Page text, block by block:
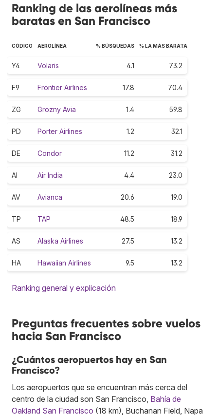
Ranking de las aerolíneas más
baratas en San Francisco
CÓDIGO AEROLÍNEA % BÚSQUEDAS % LA MÁS BARATA
Y4 Volaris 4.1 73.2
F9 Frontier Airlines 17.8 70.4
ZG Grozny Avia 1.4 59.8
PD Porter Airlines 1.2 32.1
DE Condor 11.2 31.2
AI Air India 4.4 23.0
AV Avianca 20.6 19.0
TP TAP 48.5 18.9
AS Alaska Airlines 27.5 13.2
HA Hawaiian Airlines 9.5 13.2
Ranking general y explicación
Preguntas frecuentes sobre vuelos
hacia San Francisco
¿Cuántos aeropuertos hay en San
Francisco?
Los aeropuertos que se encuentran más cerca del
centro de la ciudad son San Francisco, Bahía de
Oakland San Francisco (18 km), Buchanan Field, Napa